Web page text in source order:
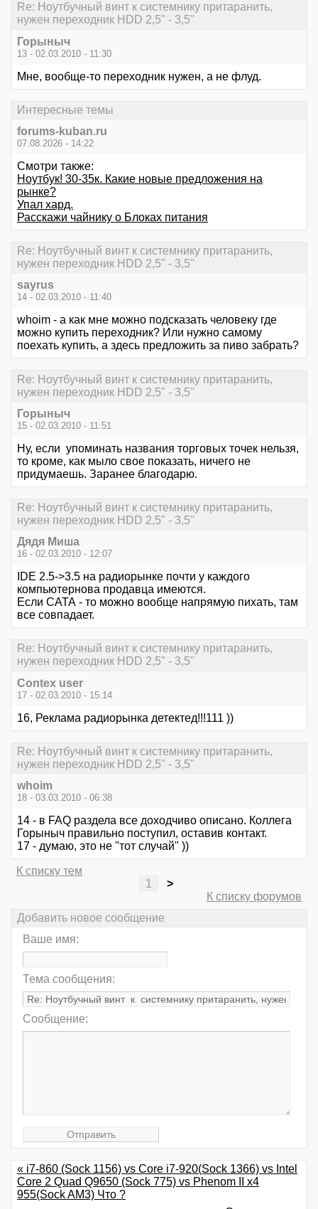
Re: Ноутбучный винт к системнику притаранить,
нужен переходник HDD 2,5" - 3,5"
Горыныч
13 - 02.03.2010 - 11:30
Мне, вообще-то переходник нужен, а не флуд.
Интересные темы
forums-kuban.ru
07.08.2026 - 14:22
Смотри также:
Ноутбук! 30-35к. Какие новые предложения на
рынке?
Упал хард.
Расскажи чайнику о Блоках питания
Re: Ноутбучный винт к системнику притаранить,
нужен переходник HDD 2,5" - 3,5"
sayrus
14 - 02.03.2010 - 11:40
whoim - а как мне можно подсказать человеку где
можно купить переходник? Или нужно самому
поехать купить, а здесь предложить за пиво забрать?
Re: Ноутбучный винт к системнику притаранить,
нужен переходник HDD 2,5" - 3,5"
Горыныч
15 - 02.03.2010 - 11:51
Ну, если упоминать названия торговых точек нельзя,
то кроме, как мыло свое показать, ничего не
придумаешь. Заранее благодарю.
Re: Ноутбучный винт к системнику притаранить,
нужен переходник HDD 2,5" - 3,5"
Дядя Миша
16 - 02.03.2010 - 12:07
IDE 2.5->3.5 на радиорынке почти у каждого
компьютернова продавца имеются.
Если САТА - то можно вообще напрямую пихать, там
все совпадает.
Re: Ноутбучный винт к системнику притаранить,
нужен переходник HDD 2,5" - 3,5"
Contex user
17 - 02.03.2010 - 15:14
16, Реклама радиорынка детектед!!!111 ))
Re: Ноутбучный винт к системнику притаранить,
нужен переходник HDD 2,5" - 3,5"
whoim
18 - 03.03.2010 - 06:38
14 - в FAQ раздела все доходчиво описано. Коллега
Горыныч правильно поступил, оставив контакт.
17 - думаю, это не "тот случай" ))
К списку тем
1
>
К списку форумов
Добавить новое сообщение
Ваше имя:
Тема сообщения:
Сообщение:
« i7-860 (Sock 1156) vs Core i7-920(Sock 1366) vs Intel
Core 2 Quad Q9650 (Sock 775) vs Phenom II x4
955(Sock AM3) Что ?